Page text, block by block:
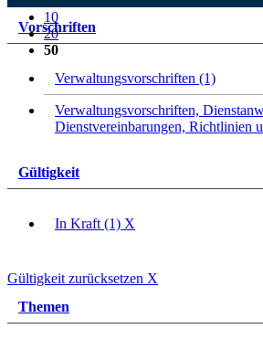
10
20
50
Vorschriften
Verwaltungsvorschriften (1)
Verwaltungsvorschriften,
Dienstvereinbarungen, Richtlinien
Gültigkeit
In Kraft (1) X
Gültigkeit zurücksetzen X
Themen